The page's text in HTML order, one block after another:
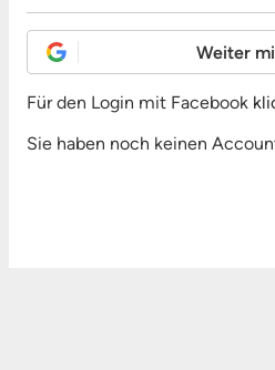
Weiter
Für den Login mit Facebook
Sie haben noch keinen